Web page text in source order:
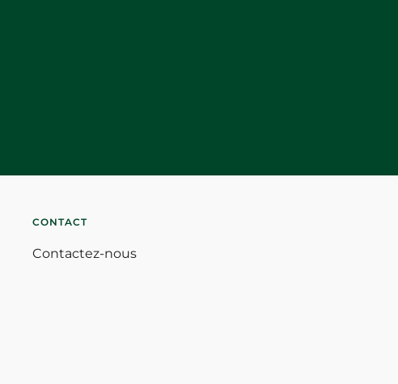
CONTACT
Contactez-nous